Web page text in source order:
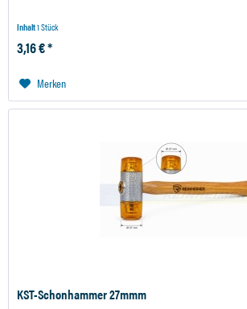
Inhalt1 Stück
3,16 € *
Merken
KST-Schonhammer 27mmm